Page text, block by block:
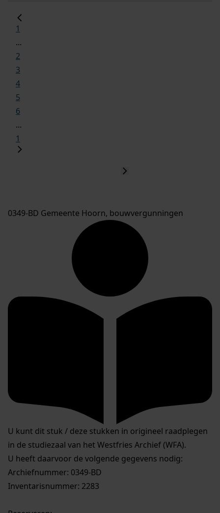
1
...
2
3
4
5
6
...
1
0349-BD Gemeente Hoorn, bouwvergunningen
U kunt dit stuk / deze stukken in origineel raadplegen
in de studiezaal van het Westfries Archief (WFA).
U heeft daarvoor de volgende gegevens nodig:
Archiefnummer: 0349-BD
Inventarisnummer: 2283